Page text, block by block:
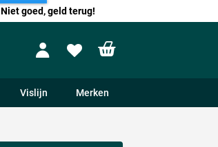
Niet goed, geld terug!
ProfileWishlist
Vislijn Merken